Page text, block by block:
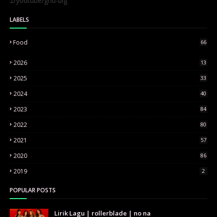
LABELS
Food 66
2026 13
2025 33
2024 40
2023 84
2022 80
2021 57
2020 86
2019 2
POPULAR POSTS
Lirik Lagu | rollerblade | no na